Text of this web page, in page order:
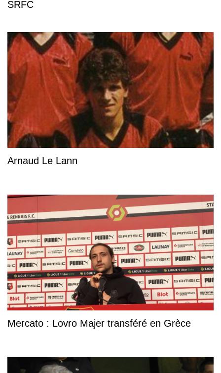
SRFC
Arnaud Le Lann
Mercato : Lovro Majer transféré en Grèce